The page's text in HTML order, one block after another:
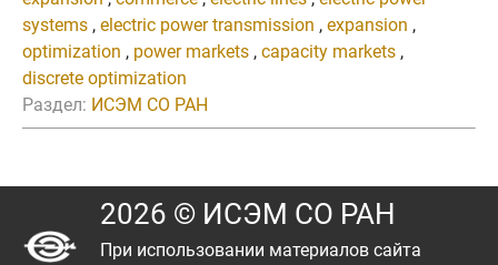
systems , electric power transmission , expansion ,
optimization , power markets , capacity markets ,
discrete optimization
Раздел: ИСЭМ СО РАН
2026 © ИСЭМ СО РАН
При использовании материалов сайта